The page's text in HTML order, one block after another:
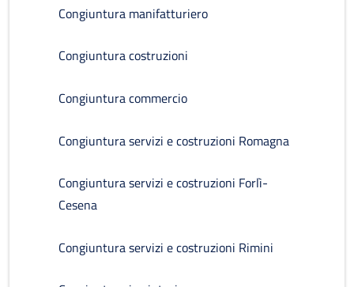
Congiuntura manifatturiero
Congiuntura costruzioni
Congiuntura commercio
Congiuntura servizi e costruzioni Romagna
Congiuntura servizi e costruzioni Forlì-
Cesena
Congiuntura servizi e costruzioni Rimini